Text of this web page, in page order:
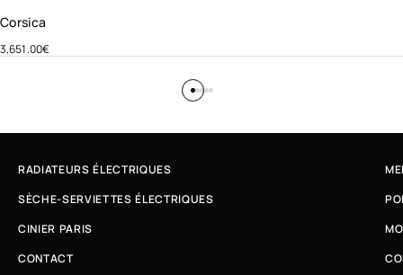
Corsica
3,651.00€
RADIATEURS ÉLECTRIQUES
SÈCHE-SERVIETTES ÉLECTRIQUES
CINIER PARIS
CONTACT